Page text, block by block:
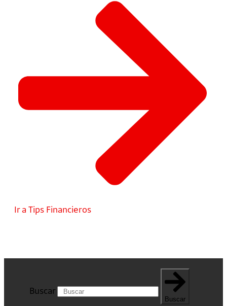
Ir a Tips Financieros
Buscar
Buscar